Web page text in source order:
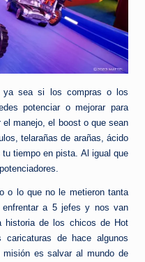
ya sea si los compras o los
potenciar o mejorar para
manejo, el boost o que sean
telarañas de arañas, ácido
tiempo en pista. Al igual que
o lo que no le metieron tanta
enfrentar a 5 jefes y nos van
historia de los chicos de Hot
de hace algunos
es salvar al mundo de